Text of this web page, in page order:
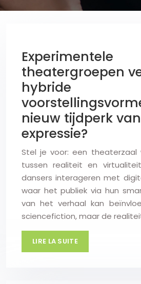
Experimentele
theatergroepen
hybride
nieuw tijdperk
expressie?
Stel je voor: een theaterzaal
tussen realiteit en
dansers interageren met
waar het publiek via hun
van het verhaal kan
sciencefiction, maar de
LIRE LA SUITE